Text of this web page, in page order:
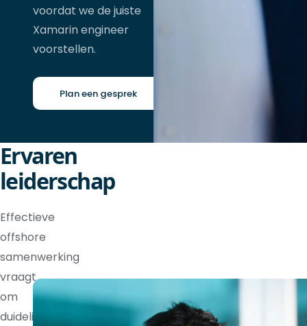
voordat we de juiste
Xamarin engineer
voorstellen.
Plan een gesprek
Ervaren
leiderschap
Effectieve
offshore
samenwerking
vraagt
om
duidelijke